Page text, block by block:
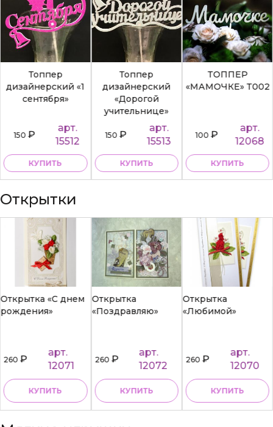
Топпер
дизайнерский «1
сентября»
150₽
арт.
15512
КУПИТЬ
Топпер
дизайнерский
«Дорогой
учительнице»
150₽
арт.
15513
КУПИТЬ
ТОППЕР
«МАМОЧКЕ» Т002
100₽
арт.
12068
КУПИТЬ
Открытки
Открытка «С днем
рождения»
260₽
арт.
12071
КУПИТЬ
Открытка
«Поздравляю»
260₽
арт.
12072
КУПИТЬ
Открытка
«Любимой»
260₽
арт.
12070
КУПИТЬ